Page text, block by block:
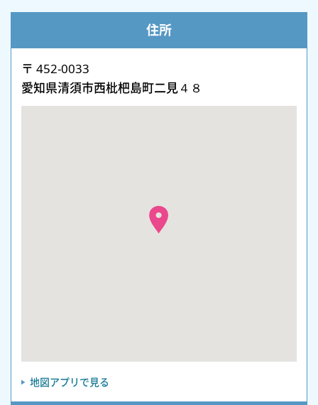
住所
〒 452-0033
愛知県清須市西枇杷島町二見４８
地図アプリで見る